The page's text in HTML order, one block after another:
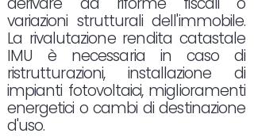
variazioni strutturali dell'immobile.
La rivalutazione rendita catastale
IMU è necessaria in caso di
ristrutturazioni, installazione di
impianti fotovoltaici, miglioramenti
energetici o cambi di destinazione
d'uso.